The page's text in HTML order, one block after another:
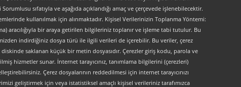
sıfatıyla ve aşağıda açıklandığı amaç ve çerçevede işlenebilecektir.
kullanılmak için alınmaktadır. Kişisel Verilerinizin Toplanma Yöntemi:
aracılığıyla bir araya getirilen bilgileriniz toplanır ve işleme tabi tutulur. Bu
indirdiğiniz dosya türü ile ilgili verileri de içerebilir. Bu veriler, çerez
diskinde saklanan küçük bir metin dosyasıdır. Çerezler giriş kodu, parola ve
hizmetler sunar. İnternet tarayıcınız, tanımlama bilgilerini (çerezleri)
Çerez dosyalarının reddedilmesi için internet tarayıcınızı
geliştirmek için veya istatistiksel amaçlı kişisel verileriniz tarafımızca